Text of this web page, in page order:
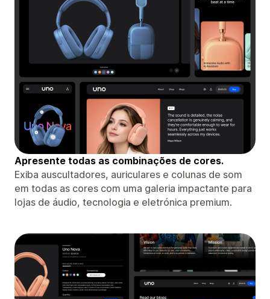
Apresente todas as combinações de cores.
Exiba auscultadores, auriculares e colunas de som
em todas as cores com uma galeria impactante para
lojas de áudio, tecnologia e eletrónica premium.